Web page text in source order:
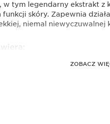
ZOBACZ
w tym legendarny ekstrakt z
funkcji skóry. Zapewnia
niemal niewyczuwalnej